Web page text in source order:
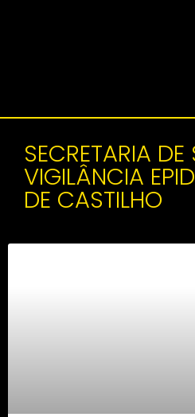
SECRETARIA DE
VIGILÂNCIA
DE CASTILHO